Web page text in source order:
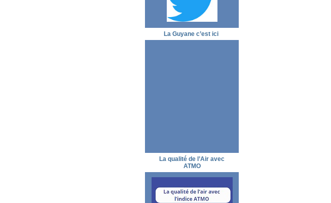
La Guyane c’est ici
La qualité de l’Air avec
ATMO